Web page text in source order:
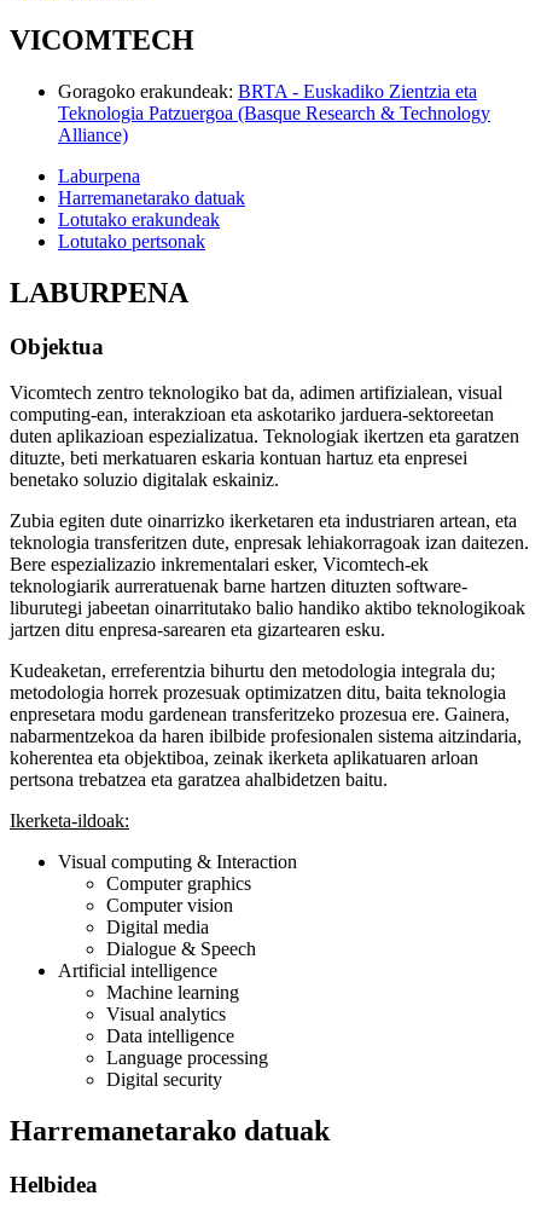
VICOMTECH
Goragoko erakundeak: BRTA - Euskadiko Zientzia eta
Teknologia Patzuergoa (Basque Research & Technology
Alliance)
Laburpena
Harremanetarako datuak
Lotutako erakundeak
Lotutako pertsonak
LABURPENA
Objektua
Vicomtech zentro teknologiko bat da, adimen artifizialean, visual
computing-ean, interakzioan eta askotariko jarduera-sektoreetan
duten aplikazioan espezializatua. Teknologiak ikertzen eta garatzen
dituzte, beti merkatuaren eskaria kontuan hartuz eta enpresei
benetako soluzio digitalak eskainiz.
Zubia egiten dute oinarrizko ikerketaren eta industriaren artean, eta
teknologia transferitzen dute, enpresak lehiakorragoak izan daitezen.
Bere espezializazio inkrementalari esker, Vicomtech-ek
teknologiarik aurreratuenak barne hartzen dituzten software-
liburutegi jabeetan oinarritutako balio handiko aktibo teknologikoak
jartzen ditu enpresa-sarearen eta gizartearen esku.
Kudeaketan, erreferentzia bihurtu den metodologia integrala du;
metodologia horrek prozesuak optimizatzen ditu, baita teknologia
enpresetara modu gardenean transferitzeko prozesua ere. Gainera,
nabarmentzekoa da haren ibilbide profesionalen sistema aitzindaria,
koherentea eta objektiboa, zeinak ikerketa aplikatuaren arloan
pertsona trebatzea eta garatzea ahalbidetzen baitu.
Ikerketa-ildoak:
Visual computing & Interaction
Computer graphics
Computer vision
Digital media
Dialogue & Speech
Artificial intelligence
Machine learning
Visual analytics
Data intelligence
Language processing
Digital security
Harremanetarako datuak
Helbidea